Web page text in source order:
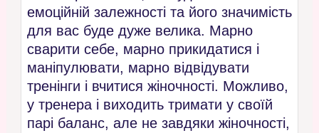
емоційній залежності та його значимість
для вас буде дуже велика. Марно
сварити себе, марно прикидатися і
маніпулювати, марно відвідувати
тренінги і вчитися жіночності. Можливо,
у тренера і виходить тримати у своїй
парі баланс, але не завдяки жіночності,